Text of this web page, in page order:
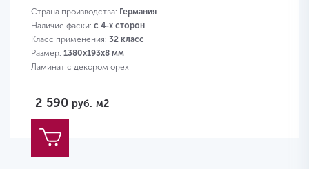
Страна производства: Германия
Наличие фаски: с 4-х сторон
Класс применения: 32 класс
Размер: 1380х193х8 мм
Ламинат с декором орех
2 590 руб. м2